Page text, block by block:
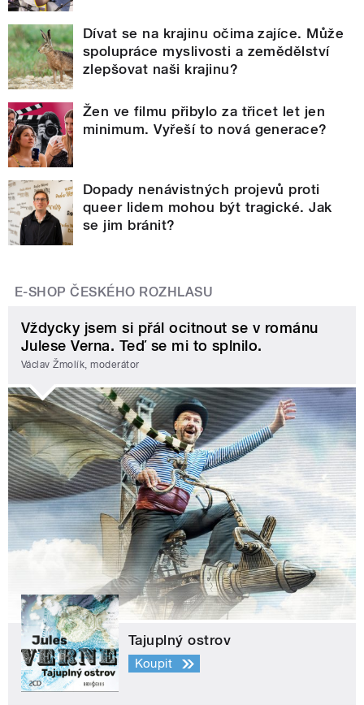
Dívat se na krajinu očima zajíce. Může
spolupráce myslivosti a zemědělství
zlepšovat naši krajinu?
Žen ve filmu přibylo za třicet let jen
minimum. Vyřeší to nová generace?
Dopady nenávistných projevů proti
queer lidem mohou být tragické. Jak
se jim bránit?
E-SHOP ČESKÉHO ROZHLASU
Vždycky jsem si přál ocitnout se v románu
Julese Verna. Teď se mi to splnilo.
Václav Žmolík, moderátor
Tajuplný ostrov
Koupit